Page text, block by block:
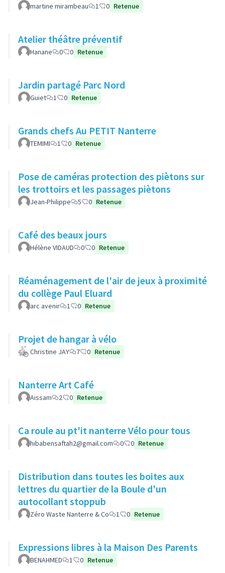
martine mirambeau 1 0 Retenue
Atelier théâtre préventif
Hanane 0 0 Retenue
Jardin partagé Parc Nord
Guiet 1 0 Retenue
Grands chefs Au PETIT Nanterre
TEMIMI 1 0 Retenue
Pose de caméras protection des piètons sur
les trottoirs et les passages piètons
Jean-Philippe 5 0 Retenue
Café des beaux jours
Hélène VIDAUD 0 0 Retenue
Réaménagement de l'air de jeux à proximité
du collège Paul Eluard
arc avenir 1 0 Retenue
Projet de hangar à vélo
Christine JAY 7 0 Retenue
Nanterre Art Café
Aissam 2 0 Retenue
Ca roule au pt'it nanterre Vélo pour tous
hibabensaftah2@gmail.com 0 0 Retenue
Distribution dans toutes les boites aux
lettres du quartier de la Boule d'un
autocollant stoppub
Zéro Waste Nanterre & Co 1 0 Retenue
Expressions libres à la Maison Des Parents
BENAHMED 1 0 Retenue